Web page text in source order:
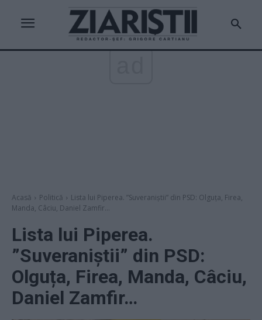
Acasă Politică
Lista lui Piperea. ”Suveraniștii” din PSD: Olguța, Firea,
Manda, Câciu, Daniel Zamfir...
Lista lui Piperea.
”Suveraniștii” din PSD:
Olguța, Firea, Manda, Câciu,
Daniel Zamfir…